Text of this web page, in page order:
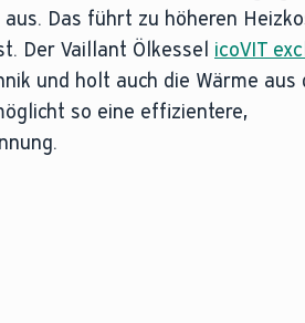
Das führt zu höheren
Der Vaillant Ölkessel icoVIT
und holt auch die Wärme aus
so eine effizientere,